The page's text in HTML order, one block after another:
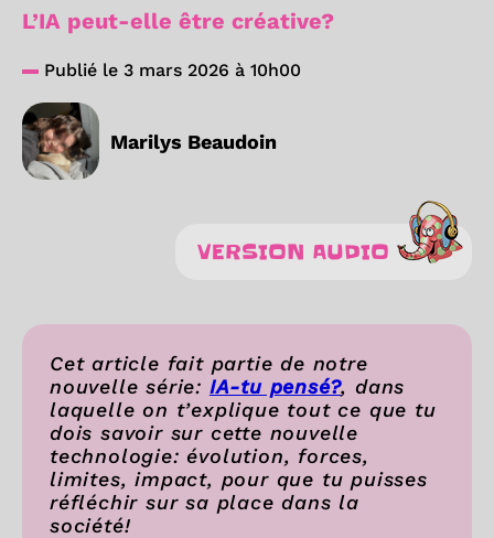
L’IA peut-elle être créative?
Publié le 3 mars 2026 à 10h00
Marilys Beaudoin
VERSION AUDIO
Cet article fait partie de notre
nouvelle série: IA-tu pensé?, dans
laquelle on t’explique tout ce que tu
dois savoir sur cette nouvelle
technologie: évolution, forces,
limites, impact, pour que tu puisses
réfléchir sur sa place dans la
société!